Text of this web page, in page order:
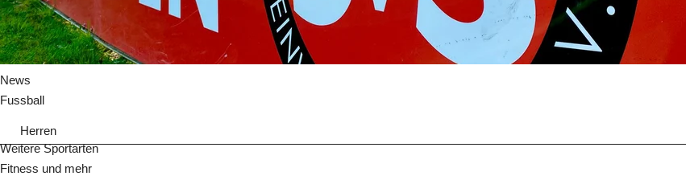
News
Fussball
Herren
Weitere Sportarten
Fitness und mehr